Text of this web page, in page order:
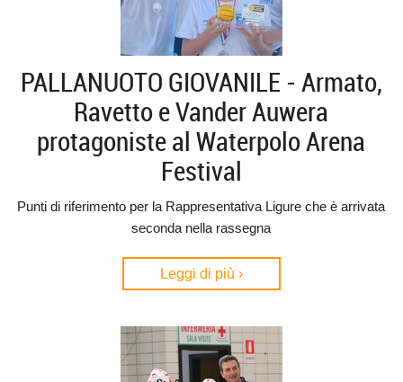
PALLANUOTO GIOVANILE - Armato,
Ravetto e Vander Auwera
protagoniste al Waterpolo Arena
Festival
Punti di riferimento per la Rappresentativa Ligure che è arrivata
seconda nella rassegna
Leggi di più ›